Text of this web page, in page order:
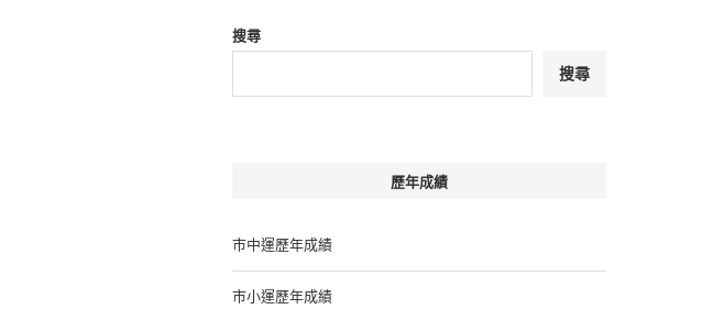
搜尋
搜尋
歷年成績
市中運歷年成績
市小運歷年成績